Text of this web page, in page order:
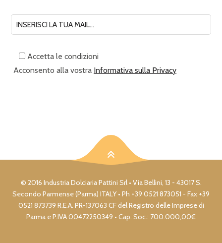
Accetta le condizioni
Acconsento alla vostra Informativa sulla Privacy
© 2016 Industria Dolciaria Pattini Srl • Via Bellini, 13 - 43017 S.
Secondo Parmense (Parma) ITALY • Ph +39 0521 873051 - Fax +39
0521 873739 R.E.A. PR-137063 CF del Registro delle Imprese di
Parma e P.IVA 00472250349 • Cap. Soc.: 700.000,00€